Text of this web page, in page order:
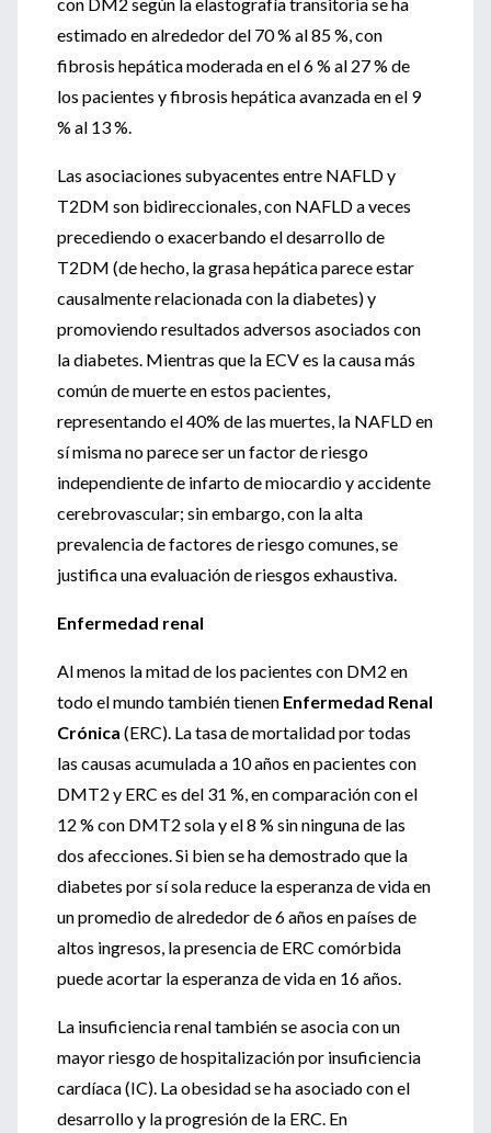
estimado en alrededor del 70 % al 85 %, con
fibrosis hepática moderada en el 6 % al 27 % de
los pacientes y fibrosis hepática avanzada en el 9
% al 13 %.
Las asociaciones subyacentes entre NAFLD y
T2DM son bidireccionales, con NAFLD a veces
precediendo o exacerbando el desarrollo de
T2DM (de hecho, la grasa hepática parece estar
causalmente relacionada con la diabetes) y
promoviendo resultados adversos asociados con
la diabetes. Mientras que la ECV es la causa más
común de muerte en estos pacientes,
representando el 40% de las muertes, la NAFLD en
sí misma no parece ser un factor de riesgo
independiente de infarto de miocardio y accidente
cerebrovascular; sin embargo, con la alta
prevalencia de factores de riesgo comunes, se
justifica una evaluación de riesgos exhaustiva.
Enfermedad renal
Al menos la mitad de los pacientes con DM2 en
todo el mundo también tienen Enfermedad Renal
Crónica (ERC). La tasa de mortalidad por todas
las causas acumulada a 10 años en pacientes con
DMT2 y ERC es del 31 %, en comparación con el
12 % con DMT2 sola y el 8 % sin ninguna de las
dos afecciones. Si bien se ha demostrado que la
diabetes por sí sola reduce la esperanza de vida en
un promedio de alrededor de 6 años en países de
altos ingresos, la presencia de ERC comórbida
puede acortar la esperanza de vida en 16 años.
La insuficiencia renal también se asocia con un
mayor riesgo de hospitalización por insuficiencia
cardíaca (IC). La obesidad se ha asociado con el
desarrollo y la progresión de la ERC. En